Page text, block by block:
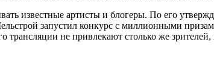
известные артисты и блогеры. По его
запустил конкурс с миллионными
трансляции не привлекают столько же зрителей,